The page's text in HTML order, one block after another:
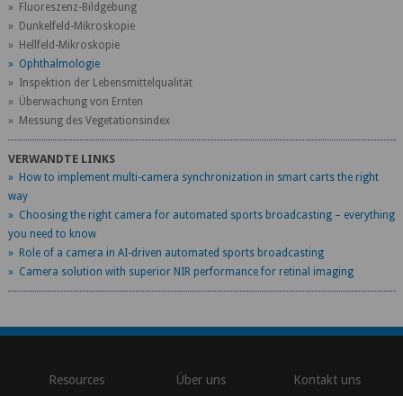
» Fluoreszenz-Bildgebung
» Dunkelfeld-Mikroskopie
» Hellfeld-Mikroskopie
» Ophthalmologie
» Inspektion der Lebensmittelqualität
» Überwachung von Ernten
» Messung des Vegetationsindex
VERWANDTE LINKS
» How to implement multi-camera synchronization in smart carts the right
way
» Choosing the right camera for automated sports broadcasting – everything
you need to know
» Role of a camera in AI-driven automated sports broadcasting
» Camera solution with superior NIR performance for retinal imaging
Resources Über uns Kontakt uns
\